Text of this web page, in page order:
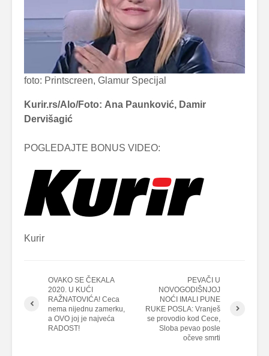
foto: Printscreen, Glamur Specijal
Kurir.rs/Alo/Foto: Ana Paunković, Damir
Dervišagić
POGLEDAJTE BONUS VIDEO:
Kurir
OVAKO SE ČEKALA
2020. U KUĆI
RAŽNATOVIĆA! Ceca
nema nijednu zamerku,
a OVO joj je najveća
RADOST!
PEVAČI U
NOVOGODIŠNJOJ
NOĆI IMALI PUNE
RUKE POSLA: Vranješ
se provodio kod Cece,
Sloba pevao posle
očeve smrti